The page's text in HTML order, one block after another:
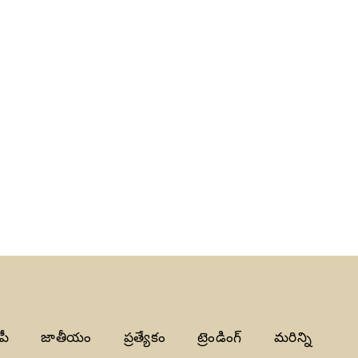
జాతీయం ప్రత్యేకం ట్రెండింగ్ మరిన్ని